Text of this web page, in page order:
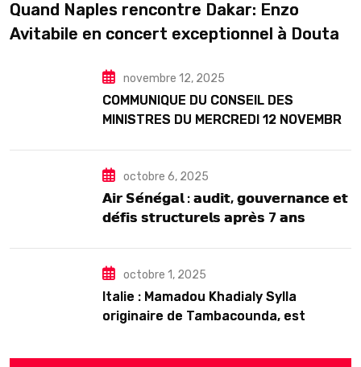
Quand Naples rencontre Dakar: Enzo
Avitabile en concert exceptionnel à Douta
novembre 12, 2025
COMMUNIQUE DU CONSEIL DES
MINISTRES DU MERCREDI 12 NOVEMBRE
octobre 6, 2025
𝗔𝗶𝗿 𝗦𝗲́𝗻𝗲́𝗴𝗮𝗹 : 𝗮𝘂𝗱𝗶𝘁, 𝗴𝗼𝘂𝘃𝗲𝗿𝗻𝗮𝗻𝗰𝗲 𝗲𝘁
𝗱𝗲́𝗳𝗶𝘀 𝘀𝘁𝗿𝘂𝗰𝘁𝘂𝗿𝗲𝗹𝘀 𝗮𝗽𝗿𝗲̀𝘀 7 𝗮𝗻𝘀
octobre 1, 2025
Italie : Mamadou Khadialy Sylla
originaire de Tambacounda, est
arrestation